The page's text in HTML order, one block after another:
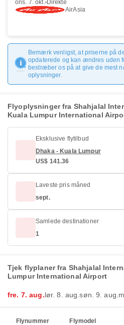
ons. 7. okt. Direkte
AirAsia
Bemærk venligst, at priserne på
opdaterede og kan ændres uden
bestræber os på at give de mest
oplysninger.
Flyoplysninger fra Shahjalal
Kuala Lumpur International
Eksklusive flytilbud
Dhaka - Kuala Lumpur
US$ 141.36
Laveste pris måned
sept.
Samlede destinationer
1
Tjek flyplaner fra Shahjalal
Lumpur International Airport
fre. 7. aug.lør. 8. aug.søn. 9. aug.
Flynummer Flymodel